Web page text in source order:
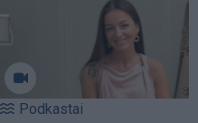
Podkastai